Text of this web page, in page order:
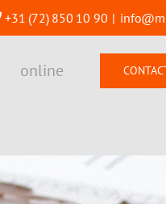
+31 (72) 850 10 90 |
online